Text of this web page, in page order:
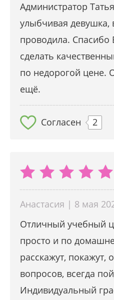
Администратор
улыбчивая девушка,
проводила.
сделать
по недорогой цене.
ещё.
Согласен 2
Анастасия | 8 мая
Отличный учебный
просто и по
расскажут, покажут,
вопросов, всегда
Индивидуальный